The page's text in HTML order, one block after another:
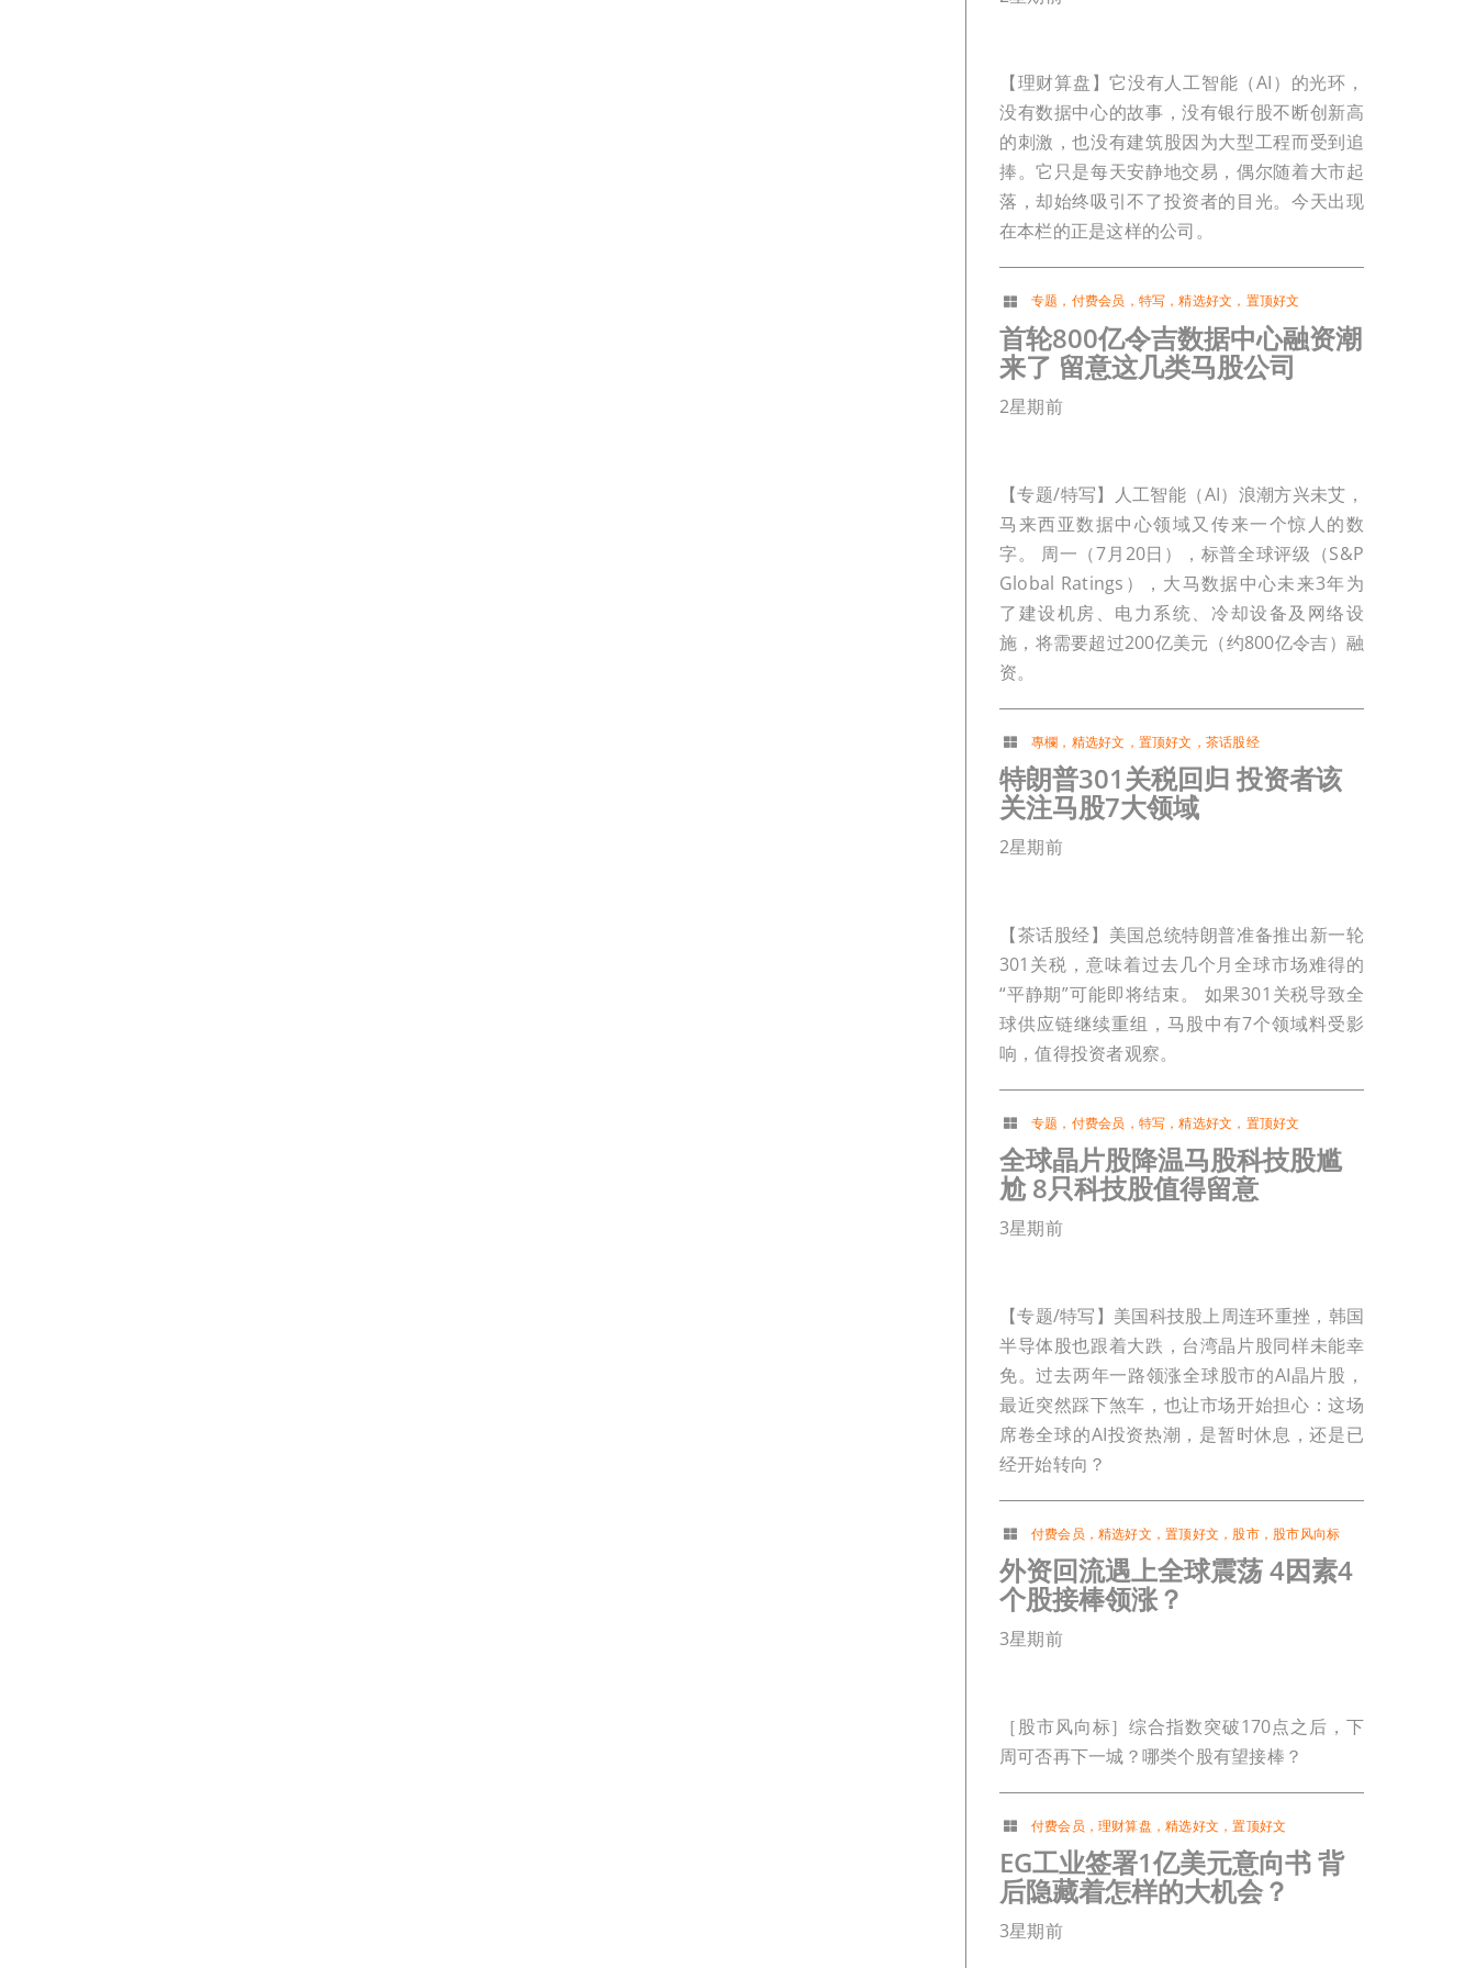
【理财算盘】它没有人工智能（AI）的光环，
没有数据中心的故事，没有银行股不断创新高
的刺激，也没有建筑股因为大型工程而受到追
捧。它只是每天安静地交易，偶尔随着大市起
落，却始终吸引不了投资者的目光。今天出现
在本栏的正是这样的公司。
专题 ， 付费会员 ， 特写 ，精选好文 ， 置顶好文
首轮800亿令吉数据中心融资潮
来了 留意这几类马股公司
2星期前
【专题/特写】人工智能（AI）浪潮方兴未艾，
马来西亚数据中心领域又传来一个惊人的数
字。 周一（7月20日），标普全球评级（S&P
Global Ratings），大马数据中心未来3年为
了建设机房、电力系统、冷却设备及网络设
施，将需要超过200亿美元（约800亿令吉）融
资。
專欄 ， 精选好文 ， 置顶好文 ， 茶话股经
特朗普301关税回归 投资者该
关注马股7大领域
2星期前
【茶话股经】美国总统特朗普准备推出新一轮
301关税，意味着过去几个月全球市场难得的
“平静期”可能即将结束。 如果301关税导致全
球供应链继续重组，马股中有7个领域料受影
响，值得投资者观察。
专题 ， 付费会员 ， 特写 ，精选好文 ， 置顶好文
全球晶片股降温马股科技股尴
尬 8只科技股值得留意
3星期前
【专题/特写】美国科技股上周连环重挫，韩国
半导体股也跟着大跌，台湾晶片股同样未能幸
免。过去两年一路领涨全球股市的AI晶片股，
最近突然踩下煞车，也让市场开始担心：这场
席卷全球的AI投资热潮，是暂时休息，还是已
经开始转向？
付费会员 ，精选好文 ，置顶好文 ， 股市， 股市风向标
外资回流遇上全球震荡 4因素4
个股接棒领涨？
3星期前
［股市风向标］综合指数突破170点之后，下
周可否再下一城？哪类个股有望接棒？
付费会员 ，理财算盘 ，精选好文 ，置顶好文
EG工业签署1亿美元意向书 背
后隐藏着怎样的大机会？
3星期前